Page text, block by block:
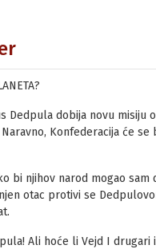
Dedpula dobija novu misiju
Konfederacija će
bi njihov narod mogao
otac protivi se
Ali hoće li Vejd I